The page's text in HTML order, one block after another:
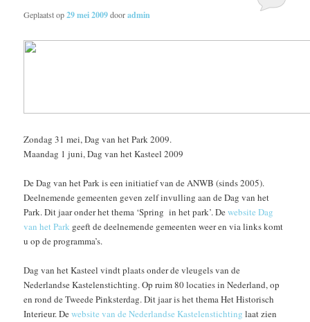
Geplaatst op29 mei 2009dooradmin
Zondag 31 mei, Dag van het Park 2009.
Maandag 1 juni, Dag van het Kasteel 2009
De Dag van het Park is een initiatief van de ANWB (sinds 2005).
Deelnemende gemeenten geven zelf invulling aan de Dag van het
Park. Dit jaar onder het thema ‘Spring in het park’. Dewebsite Dag
van het Park geeft de deelnemende gemeenten weer en via links komt
u op de programma’s.
Dag van het Kasteel vindt plaats onder de vleugels van de
Nederlandse Kastelenstichting. Op ruim 80 locaties in Nederland, op
en rond de Tweede Pinksterdag. Dit jaar is het thema Het Historisch
Interieur. Dewebsite van de Nederlandse Kastelenstichting laat zien